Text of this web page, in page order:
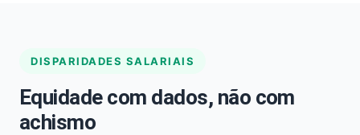
DISPARIDADES SALARIAIS
Equidade com dados, não com
achismo